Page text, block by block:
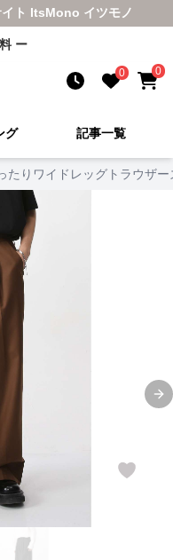
ト ItsMono イツモノ
ー
0 0
グ 記事一覧
たりワイドレッグトラウザ